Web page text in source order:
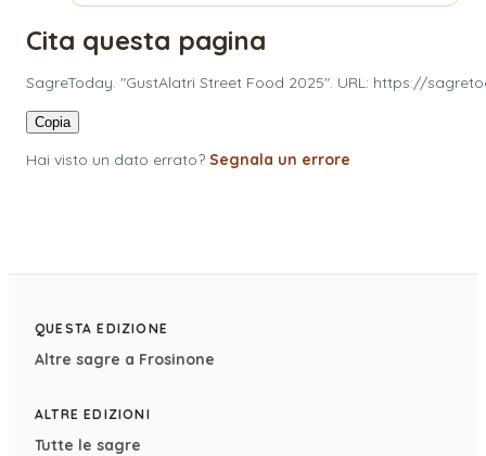
Cita questa pagina
SagreToday. "GustAlatri Street Food 2025". URL: https://
Copia
Hai visto un dato errato? Segnala un errore
QUESTA EDIZIONE
Altre sagre a Frosinone
ALTRE EDIZIONI
Tutte le sagre